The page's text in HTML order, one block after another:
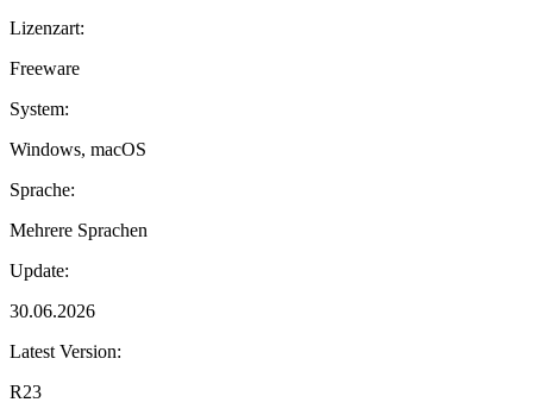
Lizenzart:
Freeware
System:
Windows, macOS
Sprache:
Mehrere Sprachen
Update:
30.06.2026
Latest Version:
R23